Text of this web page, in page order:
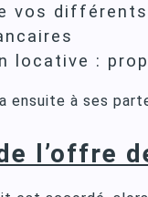
vos
locative :
ensuite à ses
l’offre